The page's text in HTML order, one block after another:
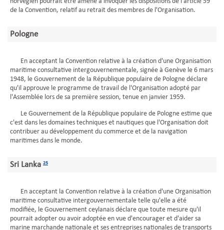
de la Convention, relatif au retrait des membres de l'Organisation.
Pologne
En acceptant la Convention relative à la création d'une Organisation
maritime consultative intergouvernementale, signée à Genève le 6 mars
1948, le Gouvernement de la République populaire de Pologne déclare
qu'il approuve le programme de travail de l'Organisation adopté par
l'Assemblée lors de sa première session, tenue en janvier 1959.
Le Gouvernement de la République populaire de Pologne estime que
c'est dans les domaines techniques et nautiques que l'Organisation doit
contribuer au développement du commerce et de la navigation
maritimes dans le monde.
Sri Lanka 25
En acceptant la Convention relative à la création d'une Organisation
maritime consultative intergouvernementale telle qu'elle a été
modifiée, le Gouvernement ceylanais déclare que toute mesure qu'il
pourrait adopter ou avoir adoptée en vue d'encourager et d'aider sa
marine marchande nationale et ses entreprises nationales de transports